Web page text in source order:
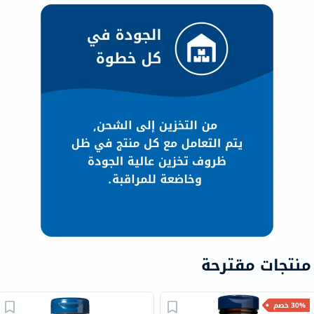
منتجات مقترحة
30% خصم